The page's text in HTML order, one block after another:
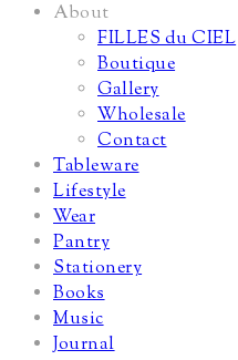
About
FILLES du CIEL
Boutique
Gallery
Wholesale
Contact
Tableware
Lifestyle
Wear
Pantry
Stationery
Books
Music
Journal